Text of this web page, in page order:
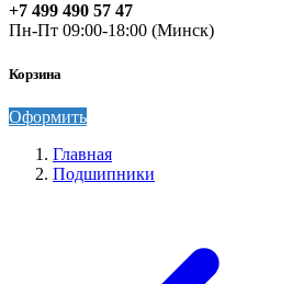
+7 499 490 57 47
Пн-Пт 09:00-18:00 (Минск)
Корзина
Оформить
Главная
Подшипники